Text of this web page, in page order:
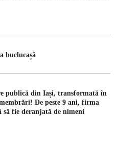
buclucașă
publică din Iași, transformată în
De peste 9 ani, firma
să fie deranjată de nimeni